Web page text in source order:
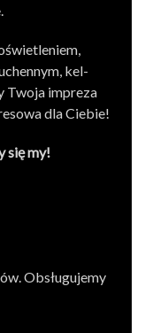
kel­
Twoja impreza
dla Ciebie!
się my!
Obsługu­jemy